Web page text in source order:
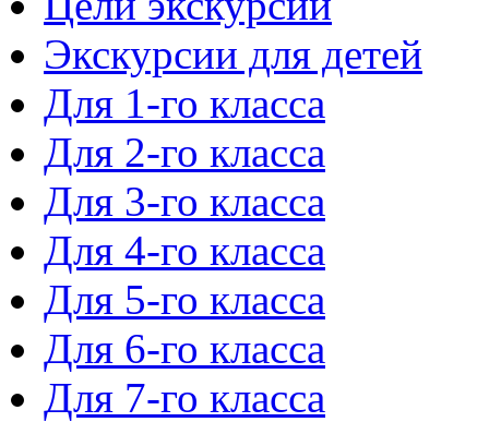
Экскурсии для детей
Для 1-го класса
Для 2-го класса
Для 3-го класса
Для 4-го класса
Для 5-го класса
Для 6-го класса
Для 7-го класса